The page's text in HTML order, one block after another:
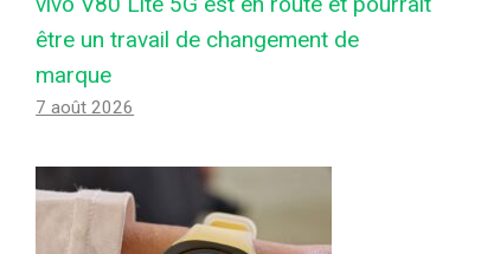
être un travail de changement de
marque
7 août 2026